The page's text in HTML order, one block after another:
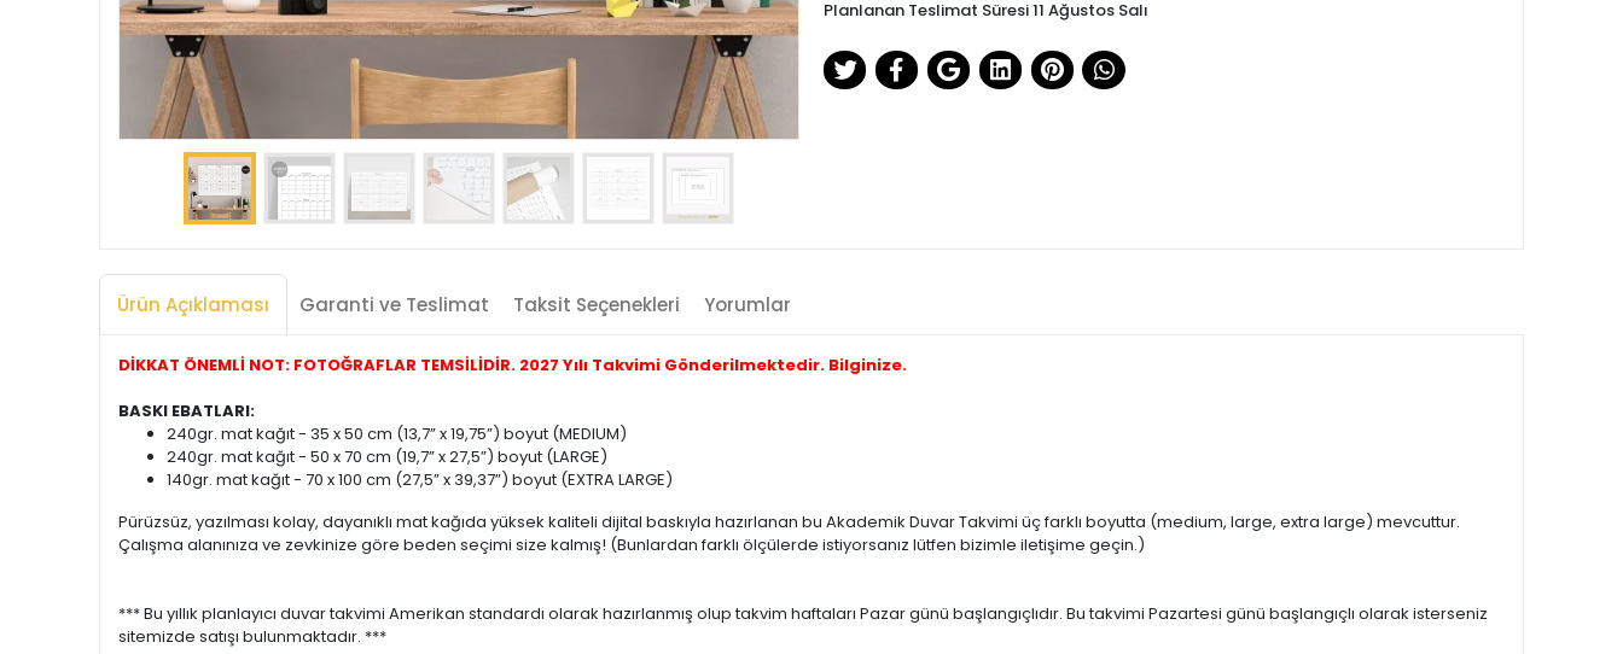
Planlanan Teslimat Süresi 11 Ağustos Salı
Ürün Açıklaması Garanti ve Teslimat Taksit Seçenekleri Yorumlar
DİKKAT ÖNEMLİ NOT: FOTOĞRAFLAR TEMSİLİDİR. 2027 Yılı Takvimi Gönderilmektedir. Bilginize.
BASKI EBATLARI:
240gr. mat kağıt - 35 x 50 cm (13,7” x 19,75”) boyut (MEDIUM)
240gr. mat kağıt - 50 x 70 cm (19,7” x 27,5”) boyut (LARGE)
140gr. mat kağıt - 70 x 100 cm (27,5” x 39,37”) boyut (EXTRA LARGE)
Pürüzsüz, yazılması kolay, dayanıklı mat kağıda yüksek kaliteli dijital baskıyla hazırlanan bu Akademik Duvar Takvimi üç farklı boyutta (medium, large, extra large) mevcuttur.
Çalışma alanınıza ve zevkinize göre beden seçimi size kalmış! (Bunlardan farklı ölçülerde istiyorsanız lütfen bizimle iletişime geçin.)
*** Bu yıllık planlayıcı duvar takvimi Amerikan standardı olarak hazırlanmış olup takvim haftaları Pazar günü başlangıçlıdır. Bu takvimi Pazartesi günü başlangıçlı olarak isterseniz
sitemizde satışı bulunmaktadır. ***